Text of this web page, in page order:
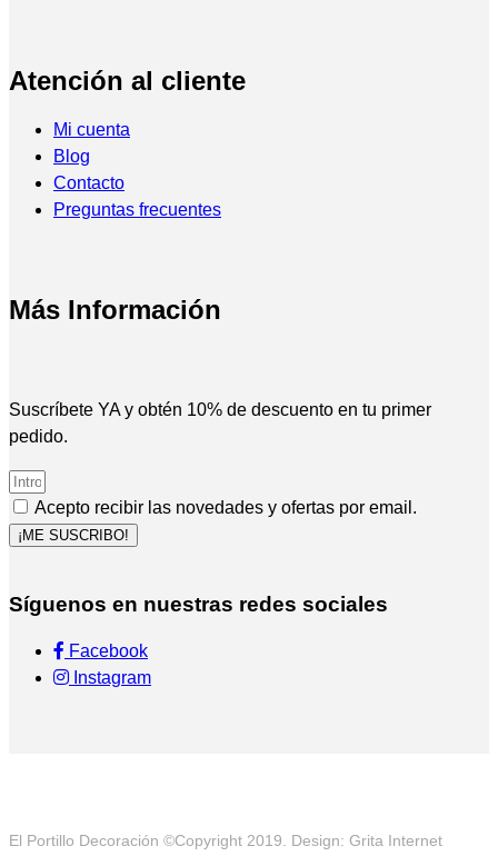
Atención al cliente
Mi cuenta
Blog
Contacto
Preguntas frecuentes
Más Información
Suscríbete YA y obtén 10% de descuento en tu primer
pedido.
Acepto recibir las novedades y ofertas por email.
¡ME SUSCRIBO!
Síguenos en nuestras redes sociales
Facebook
Instagram
El Portillo Decoración ©Copyright 2019. Design: Grita Internet